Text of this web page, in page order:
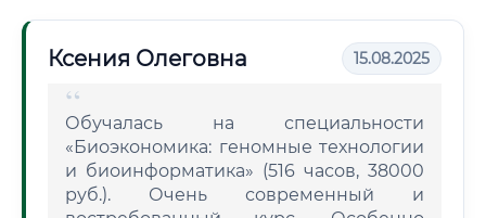
Ксения Олеговна 15.08.2025
Обучалась на специальности
«Биоэкономика: геномные технологии
и биоинформатика» (516 часов, 38000
руб.). Очень современный и